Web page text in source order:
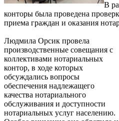
В
конторы была проведена
приема граждан и оказания
Людмила Орсик провела
производственные совещания с
коллективами нотариальных
контор, в ходе которых
обсуждались вопросы
обеспечения надлежащего
качества нотариального
обслуживания и доступности
нотариальных услуг населению.